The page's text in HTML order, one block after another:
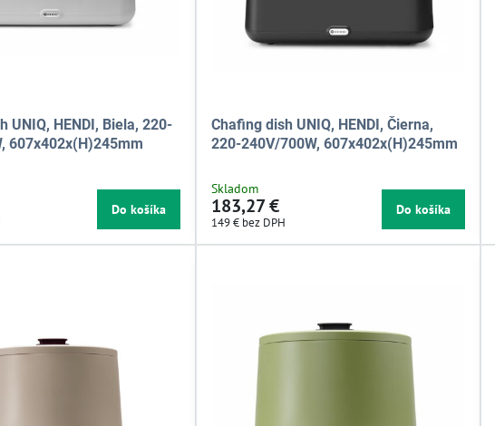
UNIQ, HENDI, Biela, 220-
607x402x(H)245mm
Do košíka
Chafing dish UNIQ, HENDI, Čierna,
220-240V/700W, 607x402x(H)245mm
Skladom
183,27 €
149 € bez DPH
Do košíka